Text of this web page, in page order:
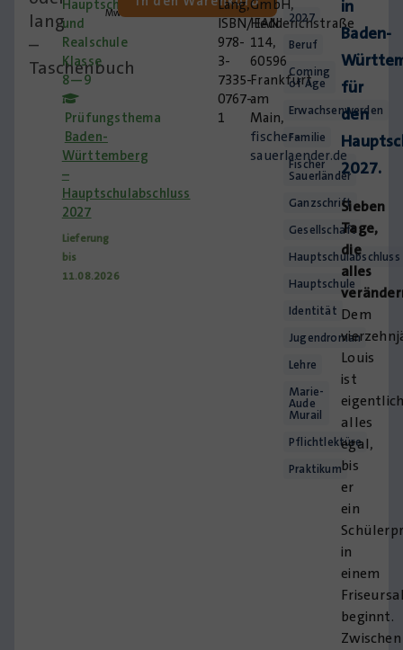
lang
–
Taschenbuch
Hauptschule
und
Realschule
Klasse
8—9
Prüfungsthema
Baden-
Württemberg
–
Hauptschulabschluss
2027
Lieferung
bis
11.08.2026
MwSt.
Lang,
ISBN/EAN:
978-
3-
7335-
0767-
1
GmbH,
Hedderichstraße
114,
60596
Frankfurt
am
Main,
fischer-
sauerlaender.de
2027
Beruf
Coming
of Age
Erwachsenwerden
Familie
Fischer
Sauerländer
Ganzschrift
Gesellschaft
Hauptschulabschluss
Hauptschule
Identität
Jugendroman
Lehre
Marie-
Aude
Murail
Pflichtlektüre
Praktikum
in
Baden-
für
den
2027.
Sieben
Tage,
die
alles
Dem
Louis
ist
alles
egal,
bis
er
ein
in
einem
beginnt.
Zwischen